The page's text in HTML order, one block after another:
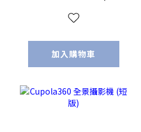
樹原廠指定代理)
加入購物車